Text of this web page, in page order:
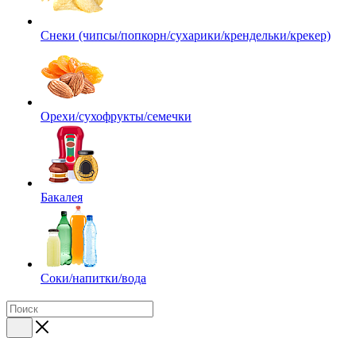
Снеки (чипсы/попкорн/сухарики/крендельки/крекер)
Орехи/сухофрукты/семечки
Бакалея
Соки/напитки/вода